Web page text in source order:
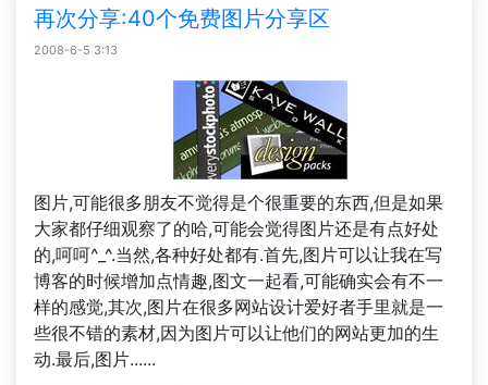
再次分享:40个免费图片分享区
2008-6-5 3:13
图片,可能很多朋友不觉得是个很重要的东西,但是如果
大家都仔细观察了的哈,可能会觉得图片还是有点好处
的,呵呵^_^.当然,各种好处都有.首先,图片可以让我在写
博客的时候增加点情趣,图文一起看,可能确实会有不一
样的感觉,其次,图片在很多网站设计爱好者手里就是一
些很不错的素材,因为图片可以让他们的网站更加的生
动.最后,图片......